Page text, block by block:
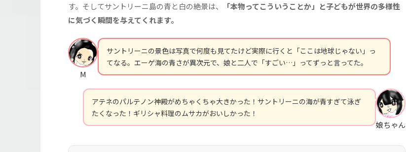
す。そしてサントリーニ島の青と白の絶景は、
「本物ってこういうことか」と子どもが世界の多様性
に気づく瞬間を与えてくれます。
M
サントリーニの景色は写真で何度も見てたけど実際に行くと「ここは地球じゃない」っ
てなる。エーゲ海の青さが異次元で、娘と二人で「すごい…」ってずっと言ってた。
娘ちゃん
アテネのパルテノン神殿がめちゃくちゃ大きかった！サントリーニの海が青すぎて泳ぎ
たくなった！ギリシャ料理のムサカがおいしかった！